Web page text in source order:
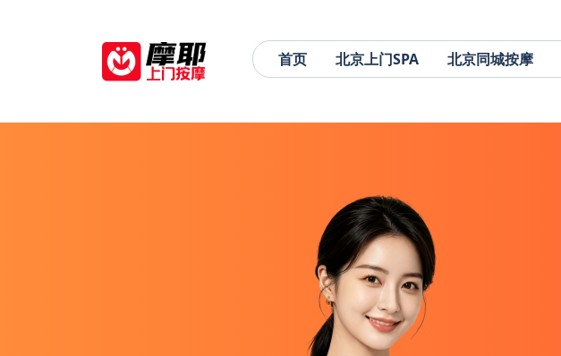
首页 北京上门SPA 北京同城按摩